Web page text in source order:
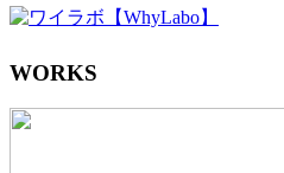
WORKS